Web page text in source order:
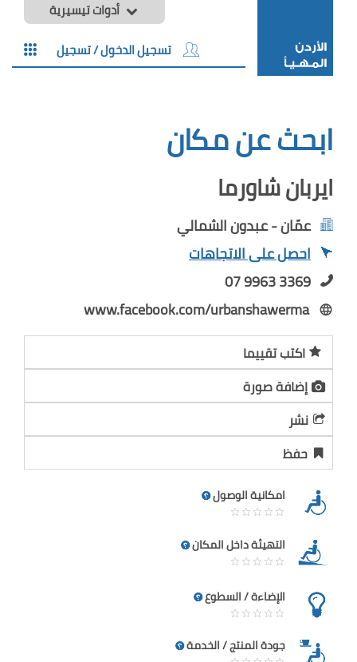
أدوات تيسيرية
تسجيل الدخول / تسجيل
ابحث عن مكان
ايربان شاورما
عمّان - عبدون الشمالي
احصل على الاتجاهات
07 9963 3369
www.facebook.com/urbanshawerma
اكتب تقييما
إضافة صورة
نشر
حفظ
امكانية الوصول
التهيئة داخل المكان
الإضاءة / السطوع
جودة المنتج / الخدمة